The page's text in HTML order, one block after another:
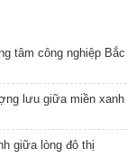
tâm công nghiệp Bắc
lưu giữa miền xanh
giữa lòng đô thị